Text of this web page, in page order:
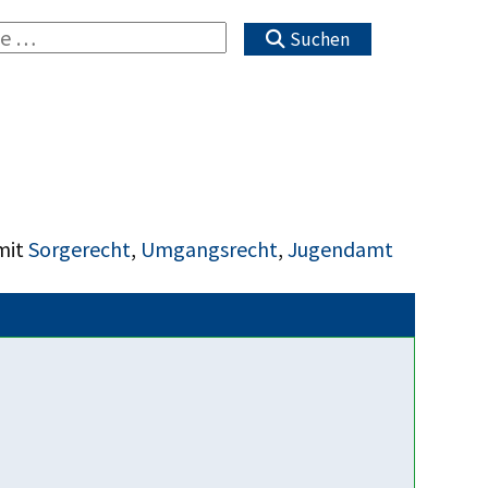
Suchen
Sorgerecht, Umgangsrecht, Jugendamt